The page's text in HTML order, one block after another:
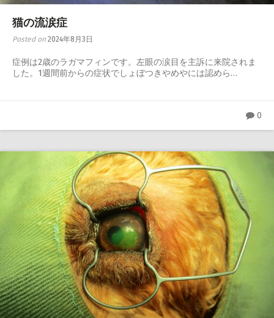
猫の流涙症
Posted on 2024年8月3日
症例は2歳のラガマフィンです。左眼の涙目を主訴に来院されま
した。1週間前からの症状でしょぼつきやめやには認めら…
0